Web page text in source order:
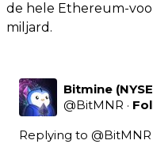
de hele Ethereum-
miljard.
Bitmine
@BitMNR ·
Replying to @BitMNR